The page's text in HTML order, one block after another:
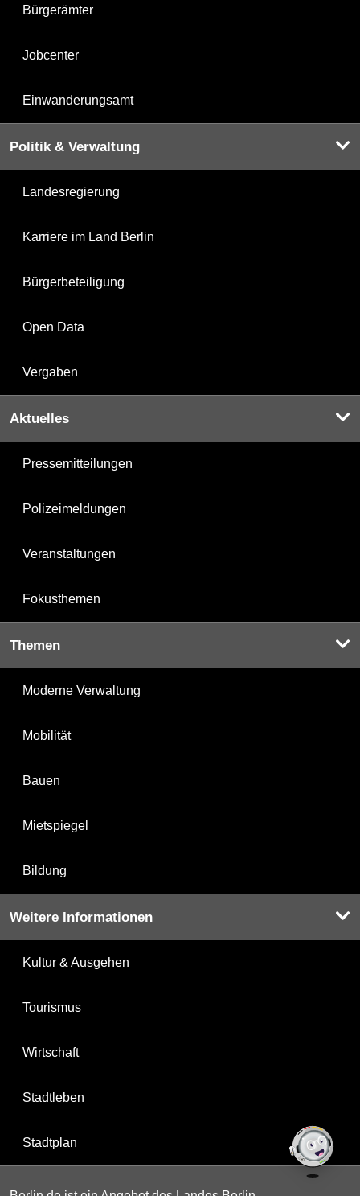
Bürgerämter
Jobcenter
Einwanderungsamt
Politik & Verwaltung
Landesregierung
Karriere im Land Berlin
Bürgerbeteiligung
Open Data
Vergaben
Aktuelles
Pressemitteilungen
Polizeimeldungen
Veranstaltungen
Fokusthemen
Themen
Moderne Verwaltung
Mobilität
Bauen
Mietspiegel
Bildung
Weitere Informationen
Kultur & Ausgehen
Tourismus
Wirtschaft
Stadtleben
Stadtplan